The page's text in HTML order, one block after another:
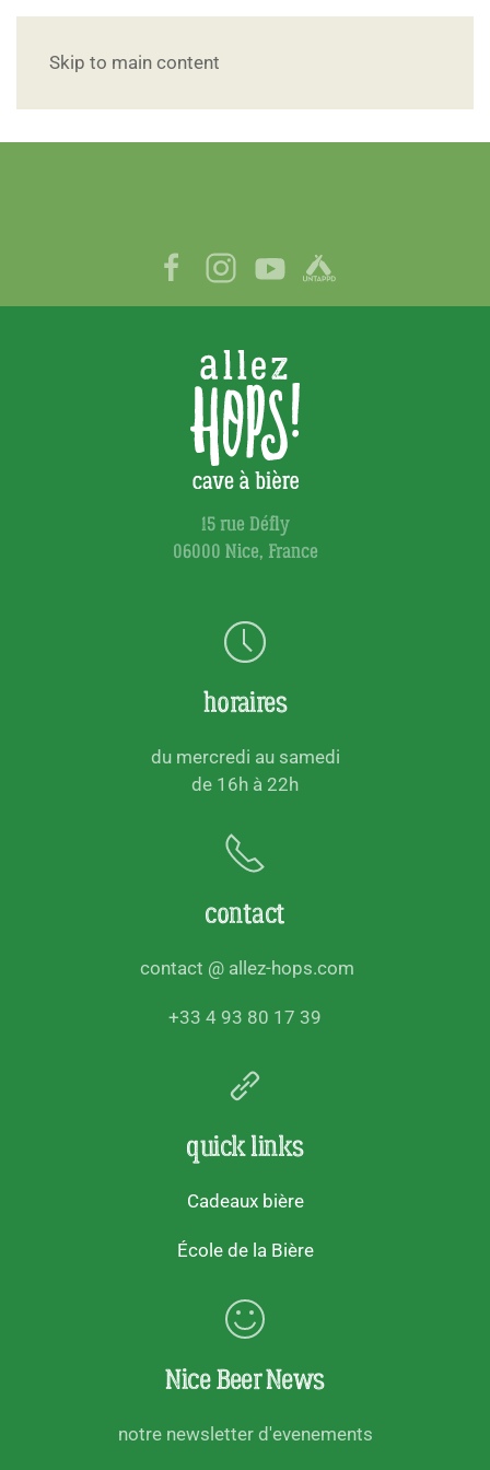
Skip to main content
15 rue Défly
06000 Nice, France
horaires
du mercredi au samedi
de 16h à 22h
contact
contact @ allez-hops.com
+33 4 93 80 17 39
quick links
Cadeaux bière
École de la Bière
Nice Beer News
notre newsletter d'evenements